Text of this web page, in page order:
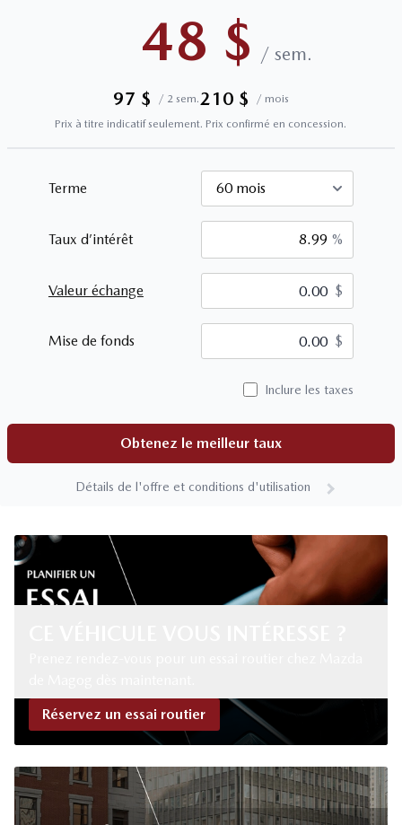
48 $ / sem.
97 $ / 2 sem.210 $ / mois
Prix à titre indicatif seulement. Prix confirmé en concession.
Terme
Taux d’intérêt %
Valeur échange $ $
Mise de fonds $
Inclure les taxes
Obtenez le meilleur taux
Détails de l'offre et conditions d'utilisation
Réservez un essai routier